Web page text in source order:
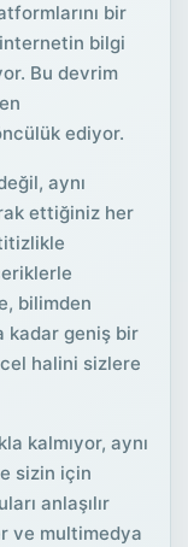
bir
bilgi
Bu devrim
ediyor.
aynı
ettiğiniz her
bilimden
kadar geniş bir
halini sizlere
kalmıyor, aynı
sizin için
anlaşılır
ve multimedya